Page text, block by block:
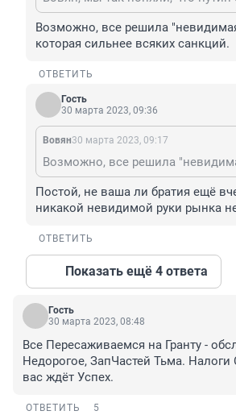
Возможно, все решила
которая сильнее всяких санкций.
ОТВЕТИТЬ
Гость
30 марта 2023, 09:36
Вовян30 марта 2023, 09:17
Постой, не ваша ли братия ещё
никакой невидимой руки рынка
ОТВЕТИТЬ
Показать ещё 4 ответа
Гость
30 марта 2023, 08:48
Все Пересаживаемся на Гранту -
Недорогое, ЗапЧастей Тьма. Налоги
вас ждёт Успех.
ОТВЕТИТЬ 5